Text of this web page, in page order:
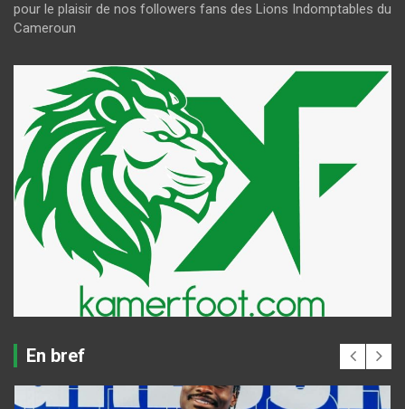
pour le plaisir de nos followers fans des Lions Indomptables du
Cameroun
En bref